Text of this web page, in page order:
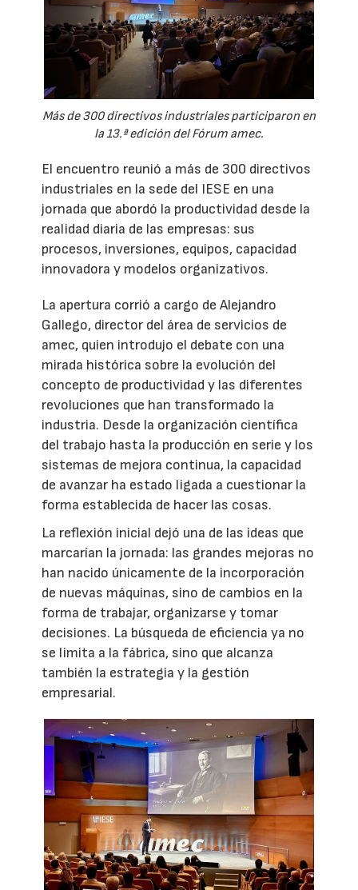
Más de 300 directivos industriales participaron en
la 13.ª edición del Fórum amec.
El encuentro reunió a más de 300 directivos
industriales en la sede del IESE en una
jornada que abordó la productividad desde la
realidad diaria de las empresas: sus
procesos, inversiones, equipos, capacidad
innovadora y modelos organizativos.
La apertura corrió a cargo de Alejandro
Gallego, director del área de servicios de
amec, quien introdujo el debate con una
mirada histórica sobre la evolución del
concepto de productividad y las diferentes
revoluciones que han transformado la
industria. Desde la organización científica
del trabajo hasta la producción en serie y los
sistemas de mejora continua, la capacidad
de avanzar ha estado ligada a cuestionar la
forma establecida de hacer las cosas.
La reflexión inicial dejó una de las ideas que
marcarían la jornada: las grandes mejoras no
han nacido únicamente de la incorporación
de nuevas máquinas, sino de cambios en la
forma de trabajar, organizarse y tomar
decisiones. La búsqueda de eficiencia ya no
se limita a la fábrica, sino que alcanza
también la estrategia y la gestión
empresarial.